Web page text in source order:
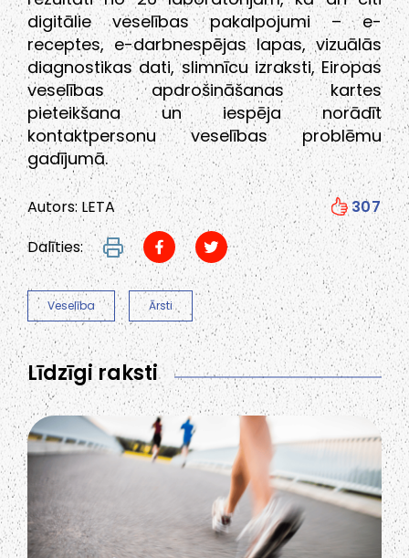
digitālie veselības pakalpojumi – e-
receptes, e-darbnespējas lapas, vizuālās
diagnostikas dati, slimnīcu izraksti, Eiropas
veselības apdrošināšanas kartes
pieteikšana un iespēja norādīt
kontaktpersonu veselības problēmu
gadījumā.
Autors: LETA
307
Dalīties:
Veselība Ārsti
Līdzīgi raksti